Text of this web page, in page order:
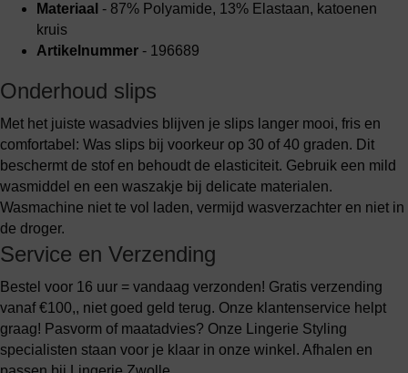
Materiaal - 87% Polyamide, 13% Elastaan, katoenen
kruis
Artikelnummer - 196689
Onderhoud slips
Met het juiste wasadvies blijven je slips langer mooi, fris en
comfortabel: Was slips bij voorkeur op 30 of 40 graden. Dit
beschermt de stof en behoudt de elasticiteit. Gebruik een mild
wasmiddel en een waszakje bij delicate materialen.
Wasmachine niet te vol laden, vermijd wasverzachter en niet in
de droger.
Service en Verzending
Bestel voor 16 uur = vandaag verzonden! Gratis verzending
vanaf €100,, niet goed geld terug. Onze klantenservice helpt
graag! Pasvorm of maatadvies? Onze Lingerie Styling
specialisten staan voor je klaar in onze winkel. Afhalen en